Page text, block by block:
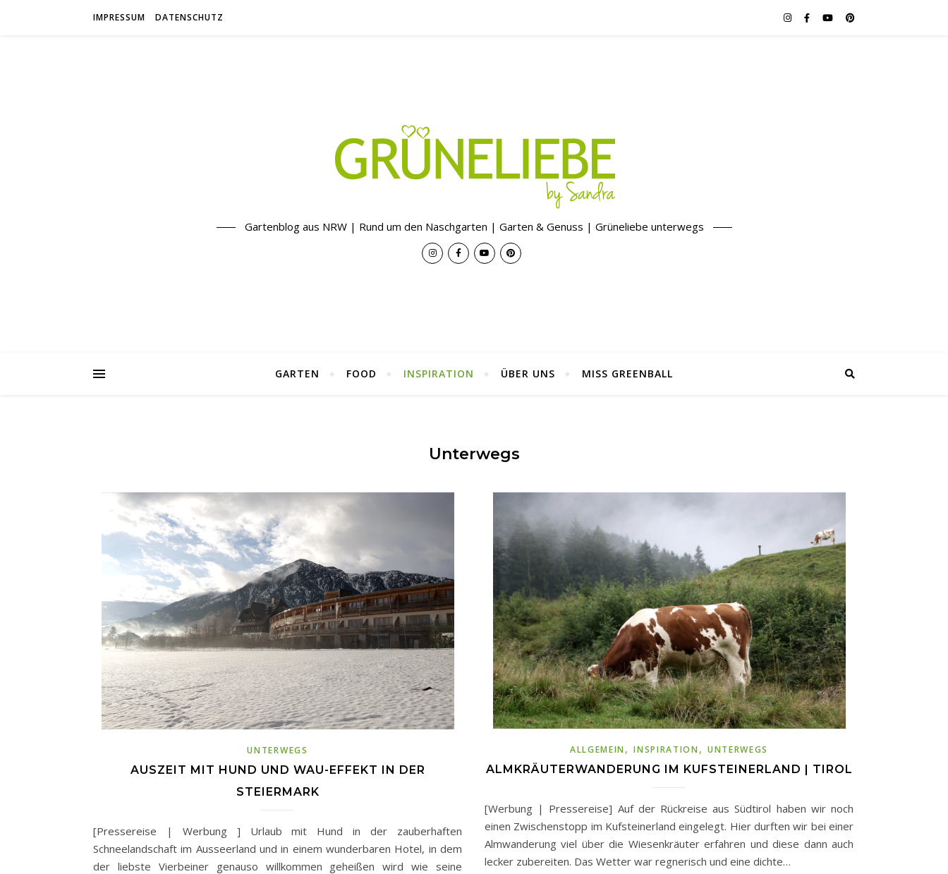
IMPRESSUM DATENSCHUTZ
Gartenblog aus NRW | Rund um den Naschgarten | Garten & Genuss | Grüneliebe unterwegs
GARTEN FOOD INSPIRATION ÜBER UNS MISS GREENBALL
Unterwegs
UNTERWEGS
AUSZEIT MIT HUND UND WAU-EFFEKT IN DER
STEIERMARK
[Pressereise | Werbung ] Urlaub mit Hund in der zauberhaften
Schneelandschaft im Ausseerland und in einem wunderbaren Hotel, in dem
der liebste Vierbeiner genauso willkommen geheißen wird wie seine
ALLGEMEIN ,INSPIRATION , UNTERWEGS
ALMKRÄUTERWANDERUNG IM KUFSTEINERLAND | TIROL
[Werbung | Pressereise] Auf der Rückreise aus Südtirol haben wir noch
einen Zwischenstopp im Kufsteinerland eingelegt. Hier durften wir bei einer
Almwanderung viel über die Wiesenkräuter erfahren und diese dann auch
lecker zubereiten. Das Wetter war regnerisch und eine dichte…